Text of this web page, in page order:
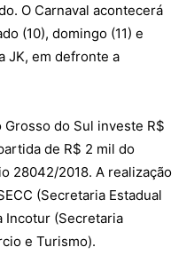
O Carnaval acontecerá
(10), domingo (11) e
JK, em defronte a
Grosso do Sul investe R$
de R$ 2 mil do
28042/2018. A realização
(Secretaria Estadual
Incotur (Secretaria
e Turismo).